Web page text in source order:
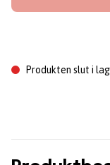
Produkten slut i